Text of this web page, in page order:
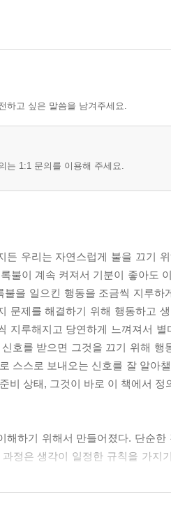
하고 싶은 말씀을 남겨주세요.
는 1:1 문의를 이용해 주세요.
든 우리는 자연스럽게 불을 끄기
불이 계속 켜져서 기분이 좋아도
을 일으킨 행동을 조금씩 지루
문제를 해결하기 위해 행동하고
지루해지고 당연하게 느껴져서
호를 받으면 그것을 끄기 위해
스스로 보내오는 신호를 잘 알아
비 상태, 그것이 바로 이 책에서 정
하기 위해서 만들어졌다. 단순
정은 생각이 일정한 규칙을 가지